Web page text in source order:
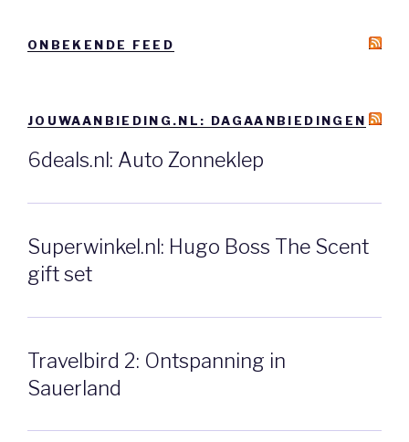
ONBEKENDE FEED
JOUWAANBIEDING.NL: DAGAANBIEDINGEN
6deals.nl: Auto Zonneklep
Superwinkel.nl: Hugo Boss The Scent
gift set
Travelbird 2: Ontspanning in
Sauerland